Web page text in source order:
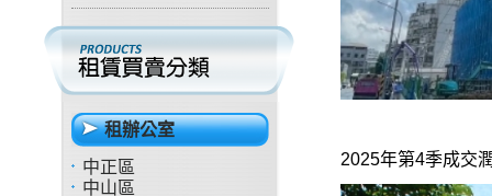
租辦公室
中正區
中山區
2025年第4季成交